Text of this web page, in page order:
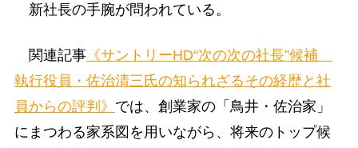
新社長の手腕が問われている。
関連記事《サントリーHD“次の次の社長”候補
執行役員・佐治清三氏の知られざるその経歴と社
員からの評判》 では、創業家の「鳥井・佐治家」
にまつわる家系図を用いながら、将来のトップ候